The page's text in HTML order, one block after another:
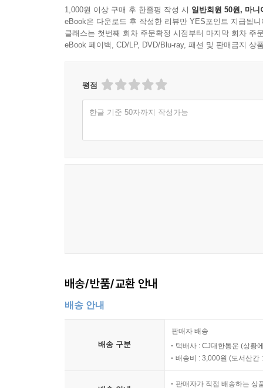
1,000원 이상 구매 후 한줄평 작성 시 일반회원 50원, 마니
eBook은 다운로드 후 작성한 리뷰만 YES포인트 지급됩니
클래스는 첫번째 회차 주문확정 시점부터 마지막 회차 주
eBook 페이백, CD/LP, DVD/Blu-ray, 패션 및 판매금지 상
평점
한글 기준 50자까지 작성가능
배송/반품/교환 안내
배송 안내
배송 구분
판매자 배송
택배사 : CJ대한통운 (상황
배송비 : 3,000원 (도서산간
판매자가 직접 배송하는 상